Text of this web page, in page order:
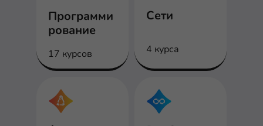
Программи
рование
17 курсов
Сети
4 курса